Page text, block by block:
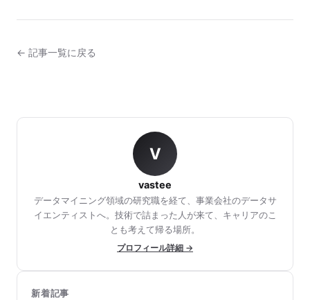
← 記事一覧に戻る
V
vastee
データマイニング領域の研究職を経て、事業会社のデータサ
イエンティストへ。技術で詰まった人が来て、キャリアのこ
とも考えて帰る場所。
プロフィール詳細 →
新着記事